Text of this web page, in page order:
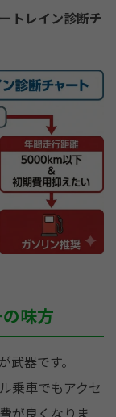
トレイン診断チ
味方
器です。
乗車でもアクセ